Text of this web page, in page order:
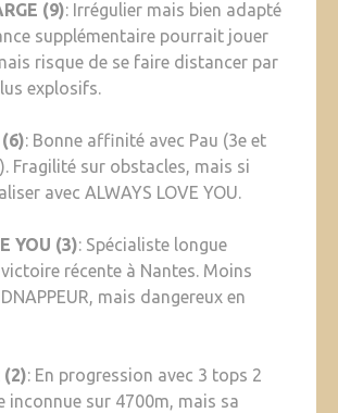
(9): Irrégulier mais bien adapté
supplémentaire pourrait jouer
risque de se faire distancer par
explosifs.
: Bonne affinité avec Pau (3e et
Fragilité sur obstacles, mais si
avec ALWAYS LOVE YOU.
YOU (3): Spécialiste longue
récente à Nantes. Moins
mais dangereux en
(2): En progression avec 3 tops 2
inconnue sur 4700m, mais sa